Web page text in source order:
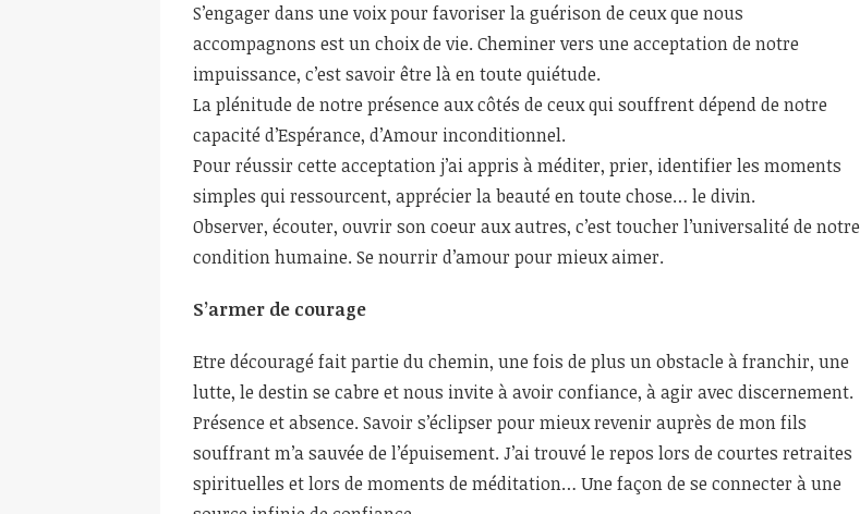
S’engager dans une voix pour favoriser la guérison de ceux que nous
accompagnons est un choix de vie. Cheminer vers une acceptation de notre
impuissance, c’est savoir être là en toute quiétude.
La plénitude de notre présence aux côtés de ceux qui souffrent dépend de notre
capacité d’Espérance, d’Amour inconditionnel.
Pour réussir cette acceptation j’ai appris à méditer, prier, identifier les moments
simples qui ressourcent, apprécier la beauté en toute chose… le divin.
Observer, écouter, ouvrir son coeur aux autres, c’est toucher l’universalité de notre
condition humaine. Se nourrir d’amour pour mieux aimer.
S’armer de courage
Etre découragé fait partie du chemin, une fois de plus un obstacle à franchir, une
lutte, le destin se cabre et nous invite à avoir confiance, à agir avec discernement.
Présence et absence. Savoir s’éclipser pour mieux revenir auprès de mon fils
souffrant m’a sauvée de l’épuisement. J’ai trouvé le repos lors de courtes retraites
spirituelles et lors de moments de méditation… Une façon de se connecter à une